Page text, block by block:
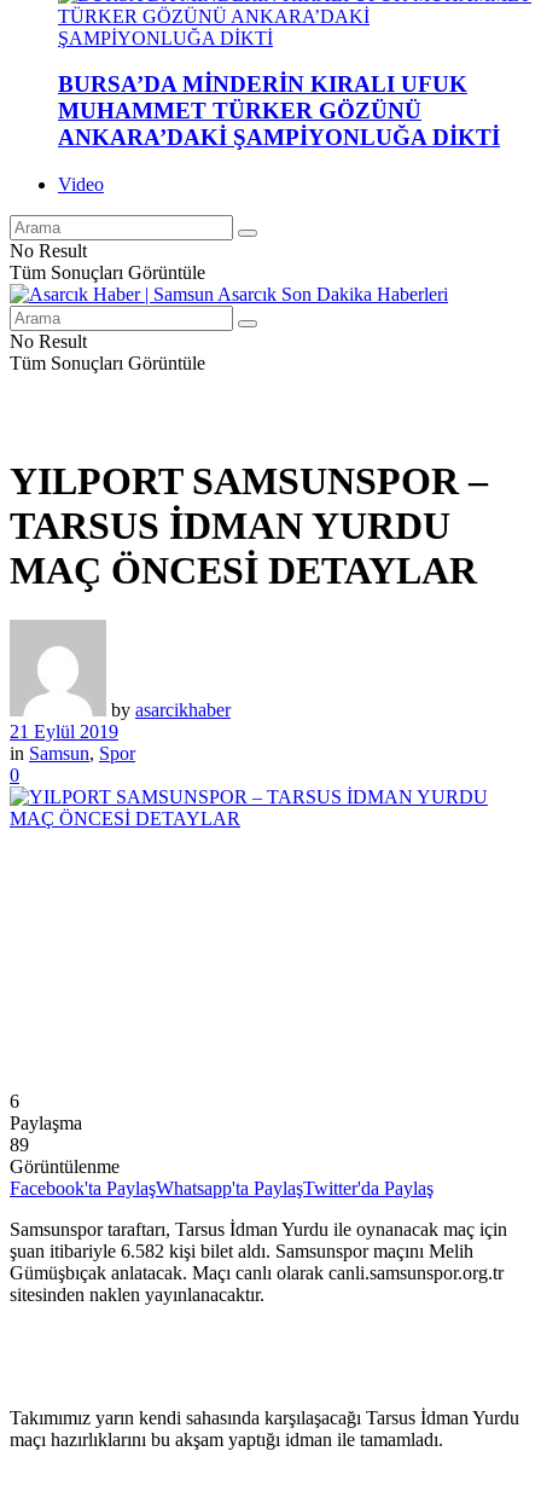
BURSA’DA MİNDERİN KIRALI UFUK
MUHAMMET TÜRKER GÖZÜNÜ
ANKARA’DAKİ ŞAMPİYONLUĞA DİKTİ
Video
No Result
Tüm Sonuçları Görüntüle
No Result
Tüm Sonuçları Görüntüle
YILPORT SAMSUNSPOR –
TARSUS İDMAN YURDU
MAÇ ÖNCESİ DETAYLAR
by asarcikhaber
21 Eylül 2019
in Samsun, Spor
0
6
Paylaşma
89
Görüntülenme
Facebook'ta PaylaşWhatsapp'ta PaylaşTwitter'da Paylaş
Samsunspor taraftarı, Tarsus İdman Yurdu ile oynanacak maç için
şuan itibariyle 6.582 kişi bilet aldı. Samsunspor maçını Melih
Gümüşbıçak anlatacak. Maçı canlı olarak canli.samsunspor.org.tr
sitesinden naklen yayınlanacaktır.
Takımımız yarın kendi sahasında karşılaşacağı Tarsus İdman Yurdu
maçı hazırlıklarını bu akşam yaptığı idman ile tamamladı.